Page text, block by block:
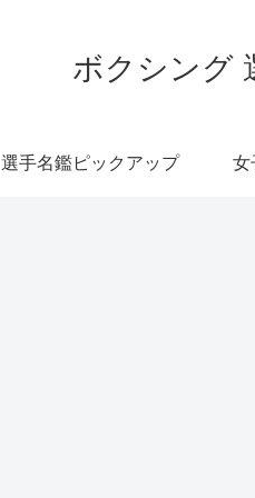
ボクシング
選手名鑑ピックアップ 女